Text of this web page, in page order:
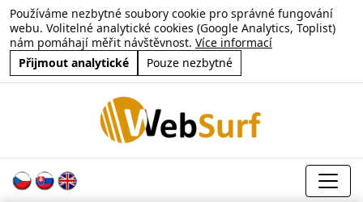
Používáme nezbytné soubory cookie pro správné fungování
webu. Volitelné analytické cookies (Google Analytics, Toplist)
nám pomáhají měřit návštěvnost. Více informací
Přijmout analytické
Pouze nezbytné